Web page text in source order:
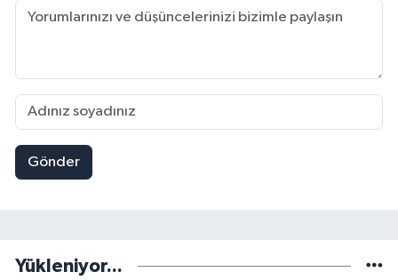
Gönder
Yükleniyor...